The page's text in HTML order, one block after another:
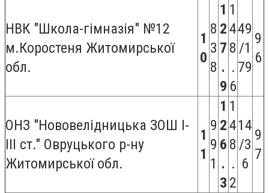
НВК "Школа-гімназія" №12
м.Коростеня Житомирської
обл.
1
0
8
3
8
1
2
7
.
9
1
4
8
.
6
49
/1
79
9
6
ОНЗ "Нововелідницька ЗОШ І-
ІІІ ст." Овруцького р-ну
Житомирської обл.
1
1
9
9
1
1
2
6
.
3
1
4
8
.
2
14
/3
6
9
7